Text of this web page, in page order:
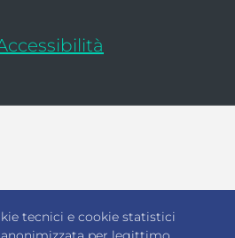
tecnici e cookie statistici